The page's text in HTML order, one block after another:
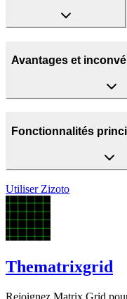
Avantages et
Fonctionnalités
Utiliser Zizoto
Thematrixgrid